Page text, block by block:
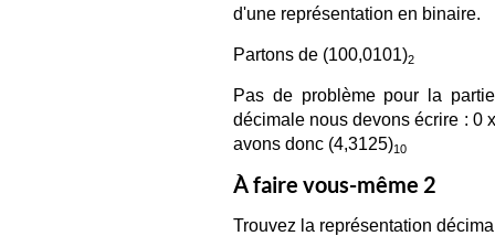
d'une représentation en binaire.
Partons de (100,0101)2
Pas de problème pour la
décimale nous devons écrire : 0
avons donc (4,3125)10
À faire vous-même 2
Trouvez la représentation